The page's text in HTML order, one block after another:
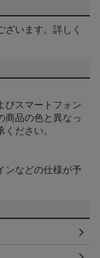
います。詳しく
びスマートフォン
商品の色と異なっ
ださい。
ンなどの仕様が予